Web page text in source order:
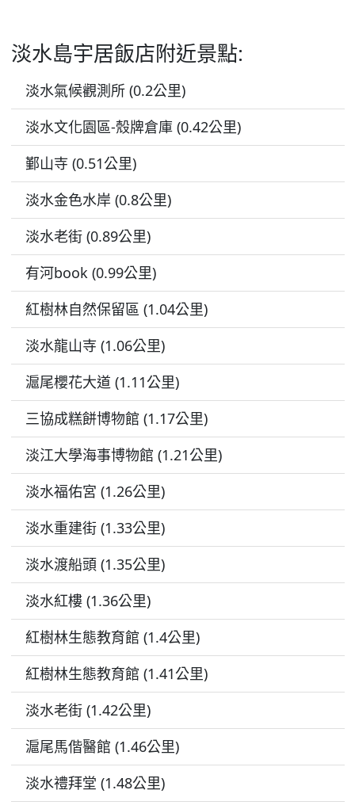
淡水島宇居飯店附近景點:
淡水氣候觀測所 (0.2公里)
淡水文化園區-殼牌倉庫 (0.42公里)
鄞山寺 (0.51公里)
淡水金色水岸 (0.8公里)
淡水老街 (0.89公里)
有河book (0.99公里)
紅樹林自然保留區 (1.04公里)
淡水龍山寺 (1.06公里)
滬尾櫻花大道 (1.11公里)
三協成糕餅博物館 (1.17公里)
淡江大學海事博物館 (1.21公里)
淡水福佑宮 (1.26公里)
淡水重建街 (1.33公里)
淡水渡船頭 (1.35公里)
淡水紅樓 (1.36公里)
紅樹林生態教育館 (1.4公里)
紅樹林生態教育館 (1.41公里)
淡水老街 (1.42公里)
滬尾馬偕醫館 (1.46公里)
淡水禮拜堂 (1.48公里)